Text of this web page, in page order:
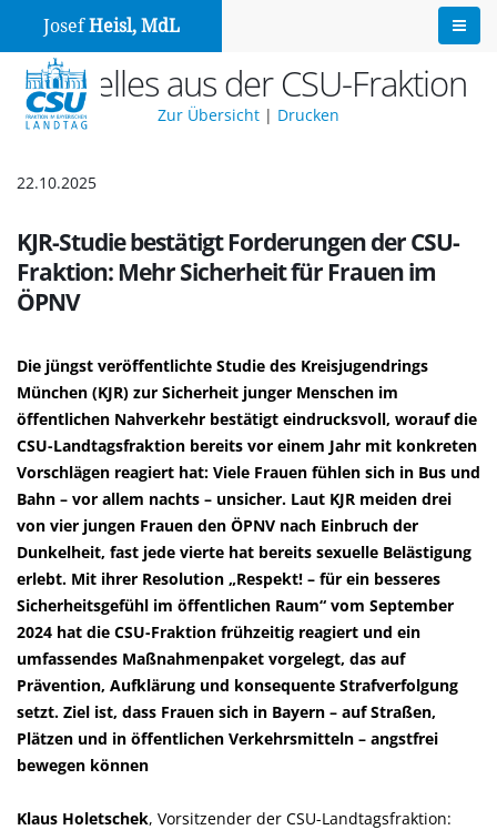
JosefHeisl, MdL
Aktuelles aus der CSU-Fraktion
Zur Übersicht | Drucken
22.10.2025
KJR-Studie bestätigt Forderungen der CSU-
Fraktion: Mehr Sicherheit für Frauen im
ÖPNV
Die jüngst veröffentlichte Studie des Kreisjugendrings
München (KJR) zur Sicherheit junger Menschen im
öffentlichen Nahverkehr bestätigt eindrucksvoll, worauf die
CSU-Landtagsfraktion bereits vor einem Jahr mit konkreten
Vorschlägen reagiert hat: Viele Frauen fühlen sich in Bus und
Bahn – vor allem nachts – unsicher. Laut KJR meiden drei
von vier jungen Frauen den ÖPNV nach Einbruch der
Dunkelheit, fast jede vierte hat bereits sexuelle Belästigung
erlebt. Mit ihrer Resolution „Respekt! – für ein besseres
Sicherheitsgefühl im öffentlichen Raum“ vom September
2024 hat die CSU-Fraktion frühzeitig reagiert und ein
umfassendes Maßnahmenpaket vorgelegt, das auf
Prävention, Aufklärung und konsequente Strafverfolgung
setzt. Ziel ist, dass Frauen sich in Bayern – auf Straßen,
Plätzen und in öffentlichen Verkehrsmitteln – angstfrei
bewegen können
Klaus Holetschek, Vorsitzender der CSU-Landtagsfraktion: